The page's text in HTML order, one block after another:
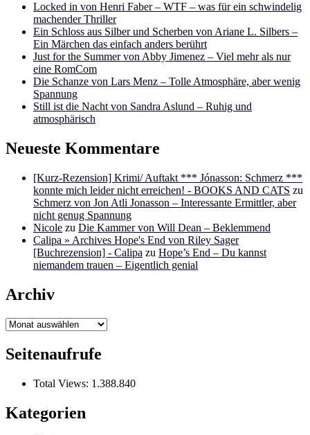
Locked in von Henri Faber – WTF – was für ein schwindelig
machender Thriller
Ein Schloss aus Silber und Scherben von Ariane L. Silbers –
Ein Märchen das einfach anders berührt
Just for the Summer von Abby Jimenez – Viel mehr als nur
eine RomCom
Die Schanze von Lars Menz – Tolle Atmosphäre, aber wenig
Spannung
Still ist die Nacht von Sandra Aslund – Ruhig und
atmosphärisch
Neueste Kommentare
[Kurz-Rezension] Krimi/ Auftakt *** Jónasson: Schmerz ***
konnte mich leider nicht erreichen! - BOOKS AND CATS zu
Schmerz von Jon Atli Jonasson – Interessante Ermittler, aber
nicht genug Spannung
Nicole zu Die Kammer von Will Dean – Beklemmend
Calipa » Archives Hope's End von Riley Sager
[Buchrezension] - Calipa zu Hope’s End – Du kannst
niemandem trauen – Eigentlich genial
Archiv
Archiv
Seitenaufrufe
Total Views: 1.388.840
Kategorien